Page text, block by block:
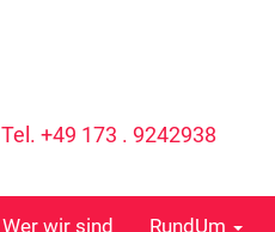
Tel. +49 173 . 9242938
Wer wir sind RundUm